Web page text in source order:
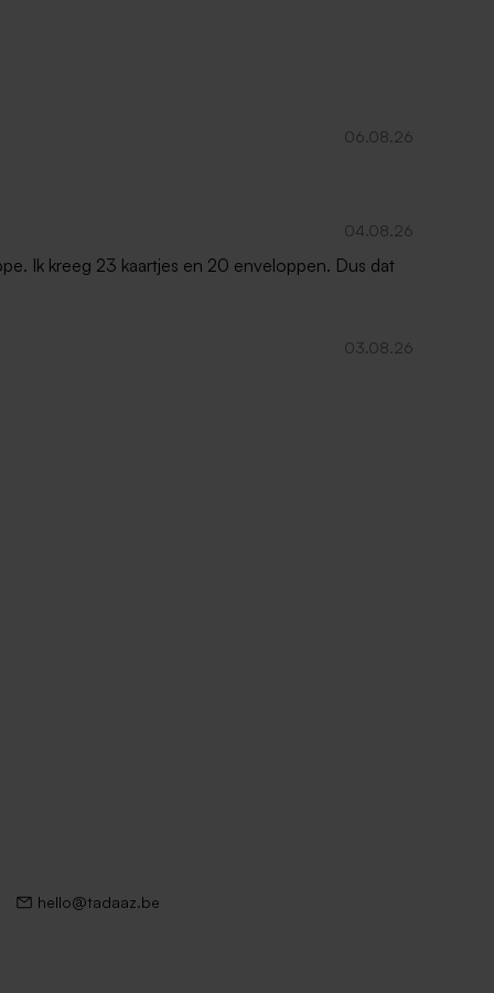
06.08.26
04.08.26
Ik kreeg 23 kaartjes en 20 enveloppen. Dus dat
03.08.26
hello@tadaaz.be